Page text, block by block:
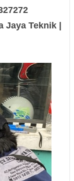
Jaya Teknik |